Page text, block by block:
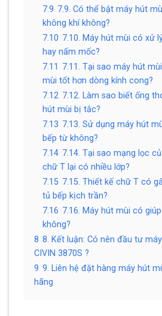
7.9 7.9. Có thể bật máy hút
không khí không?
7.10 7.10. Máy hút mùi có xử
hay nấm mốc?
7.11 7.11. Tại sao máy hút
mùi tốt hơn dòng kính cong?
7.12 7.12. Làm sao biết ống
hút mùi bị tắc?
7.13 7.13. Sử dụng máy hút
bếp từ không?
7.14 7.14. Tại sao mạng lọc
chữ T lại có nhiều lớp?
7.15 7.15. Thiết kế chữ T có
tủ bếp kịch trần?
7.16 7.16. Máy hút mùi có
không?
8 8. Kết luận: Có nên đầu tư
CIVIN 3870S ?
9 9. Liên hệ đặt hàng máy hút
hãng